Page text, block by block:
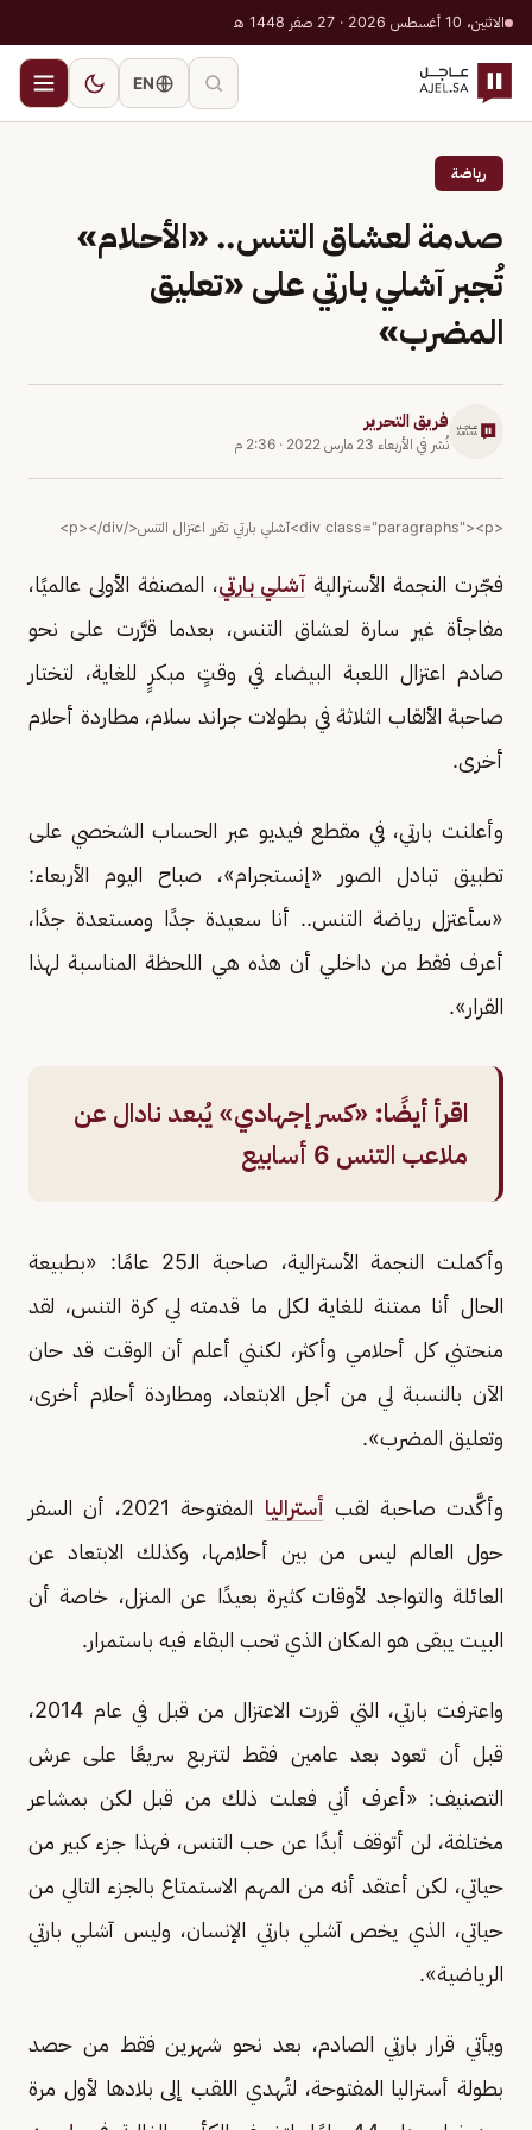
الاثنين، 10 أغسطس 2026 · 27 صفر 1448 هـ
EN
رياضة
صدمة لعشاق التنس.. «الأحلام»
تُجبر آشلي بارتي على «تعليق
المضرب»
فريق التحرير
نُشر في الأربعاء 23 مارس 2022 · 2:36 م
<div class="paragraphs"><p>آشلي بارتي تقرر اعتزال التنس</p></div>
فجّرت النجمة الأستراليةآشلي بارتي، المصنفة الأولى عالميًا،
مفاجأة غير سارة لعشاق التنس، بعدما قرَّرت على نحو
صادم اعتزال اللعبة البيضاء في وقتٍ مبكرٍ للغاية، لتختار
صاحبة الألقاب الثلاثة في بطولات جراند سلام، مطاردة أحلام
أخرى.
وأعلنت بارتي، في مقطع فيديو عبر الحساب الشخصي على
تطبيق تبادل الصور «إنستجرام»، صباح اليوم الأربعاء:
«سأعتزل رياضة التنس.. أنا سعيدة جدًا ومستعدة جدًا،
أعرف فقط من داخلي أن هذه هي اللحظة المناسبة لهذا
القرار».
اقرأ أيضًا: «كسر إجهادي» يُبعد نادال عن
ملاعب التنس 6 أسابيع
وأكملت النجمة الأسترالية، صاحبة الـ25 عامًا: «بطبيعة
الحال أنا ممتنة للغاية لكل ما قدمته لي كرة التنس، لقد
منحتني كل أحلامي وأكثر، لكنني أعلم أن الوقت قد حان
الآن بالنسبة لي من أجل الابتعاد، ومطاردة أحلام أخرى،
وتعليق المضرب».
وأكَّدت صاحبة لقب أستراليا
المفتوحة 2021، أن السفر
حول العالم ليس من بين أحلامها، وكذلك الابتعاد عن
العائلة والتواجد لأوقات كثيرة بعيدًا عن المنزل، خاصة أن
البيت يبقى هو المكان الذي تحب البقاء فيه باستمرار.
واعترفت بارتي، التي قررت الاعتزال من قبل في عام 2014،
قبل أن تعود بعد عامين فقط لتتربع سريعًا على عرش
التصنيف: «أعرف أني فعلت ذلك من قبل لكن بمشاعر
مختلفة، لن أتوقف أبدًا عن حب التنس، فهذا جزء كبير من
حياتي، لكن أعتقد أنه من المهم الاستمتاع بالجزء التالي من
حياتي، الذي يخص آشلي بارتي الإنسان، وليس آشلي بارتي
الرياضية».
ويأتي قرار بارتي الصادم، بعد نحو شهرين فقط من حصد
بطولة أستراليا المفتوحة، لتُهدي اللقب إلى بلادها لأول مرة